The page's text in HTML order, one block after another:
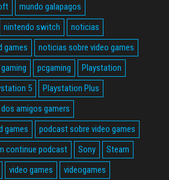
mundo galapagos
nintendo switch
noticias
games
noticias sobre video games
pcgaming
Playstation
5
Playstation Plus
amigos gamers
games
podcast sobre video games
continue podcast Sony
Steam
video games
videogames